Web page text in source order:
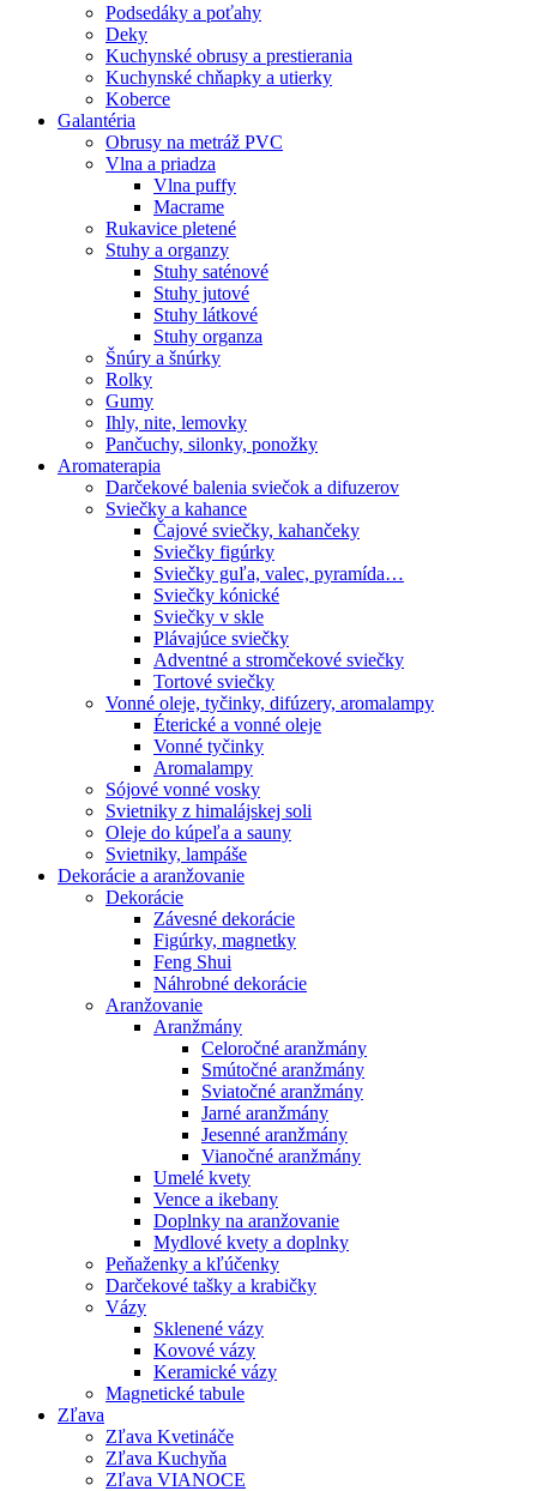
Podsedáky a poťahy
Deky
Kuchynské obrusy a prestierania
Kuchynské chňapky a utierky
Koberce
Galantéria
Obrusy na metráž PVC
Vlna a priadza
Vlna puffy
Macrame
Rukavice pletené
Stuhy a organzy
Stuhy saténové
Stuhy jutové
Stuhy látkové
Stuhy organza
Šnúry a šnúrky
Rolky
Gumy
Ihly, nite, lemovky
Pančuchy, silonky, ponožky
Aromaterapia
Darčekové balenia sviečok a difuzerov
Sviečky a kahance
Čajové sviečky, kahančeky
Sviečky figúrky
Sviečky guľa, valec, pyramída…
Sviečky kónické
Sviečky v skle
Plávajúce sviečky
Adventné a stromčekové sviečky
Tortové sviečky
Vonné oleje, tyčinky, difúzery, aromalampy
Éterické a vonné oleje
Vonné tyčinky
Aromalampy
Sójové vonné vosky
Svietniky z himalájskej soli
Oleje do kúpeľa a sauny
Svietniky, lampáše
Dekorácie a aranžovanie
Dekorácie
Závesné dekorácie
Figúrky, magnetky
Feng Shui
Náhrobné dekorácie
Aranžovanie
Aranžmány
Celoročné aranžmány
Smútočné aranžmány
Sviatočné aranžmány
Jarné aranžmány
Jesenné aranžmány
Vianočné aranžmány
Umelé kvety
Vence a ikebany
Doplnky na aranžovanie
Mydlové kvety a doplnky
Peňaženky a kľúčenky
Darčekové tašky a krabičky
Vázy
Sklenené vázy
Kovové vázy
Keramické vázy
Magnetické tabule
Zľava
Zľava Kvetináče
Zľava Kuchyňa
Zľava VIANOCE